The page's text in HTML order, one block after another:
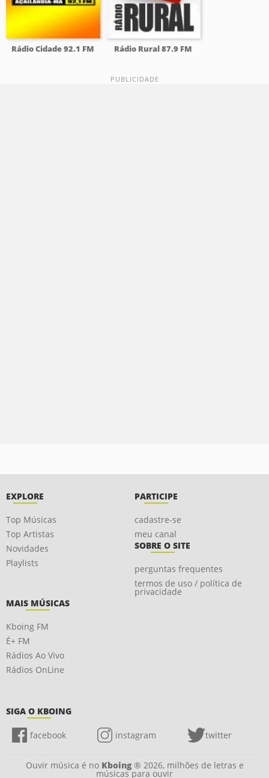
Rádio Cidade 92.1 FM Rádio Rural 87.9 FM
EXPLORE
Top Músicas
Top Artistas
Novidades
Playlists
PARTICIPE
cadastre-se
meu canal
SOBRE O SITE
perguntas frequentes
termos de uso / política de
privacidade
MAIS MÚSICAS
Kboing FM
É+ FM
Rádios Ao Vivo
Rádios OnLine
SIGA O KBOING
facebook instagram twitter
Ouvir música é no Kboing® 2026, milhões de letras e
músicas para ouvir